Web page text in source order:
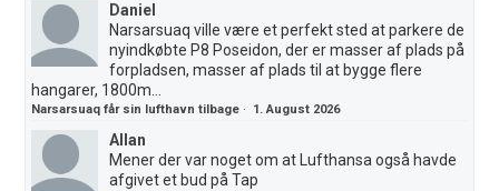
Daniel
Narsarsuaq ville være et perfekt sted at parkere de
nyindkøbte P8 Poseidon, der er masser af plads på
forpladsen, masser af plads til at bygge flere
hangarer, 1800m...
Narsarsuaq får sin lufthavn tilbage · 1. August 2026
Allan
Mener der var noget om at Lufthansa også havde
afgivet et bud på Tap